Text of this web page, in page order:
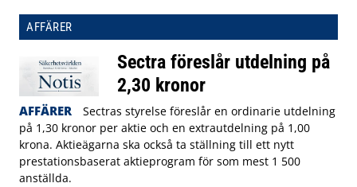
AFFÄRER
Sectra föreslår utdelning på
2,30 kronor
AFFÄRER
Sectras styrelse föreslår en ordinarie utdelning
på 1,30 kronor per aktie och en extrautdelning på 1,00
krona. Aktieägarna ska också ta ställning till ett nytt
prestationsbaserat aktieprogram för som mest 1 500
anställda.